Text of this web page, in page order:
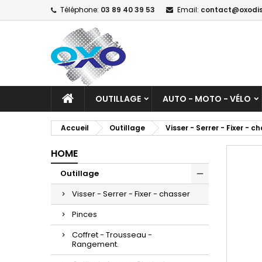
Téléphone: 03 89 40 39 53 Email:
OUTILLAGE AUTO - MOTO - VÉLO
Accueil Outillage Visser - Serrer - Fixer -
HOME
Outillage
Visser - Serrer - Fixer - chasser
Pinces
Coffret - Trousseau -
Rangement.